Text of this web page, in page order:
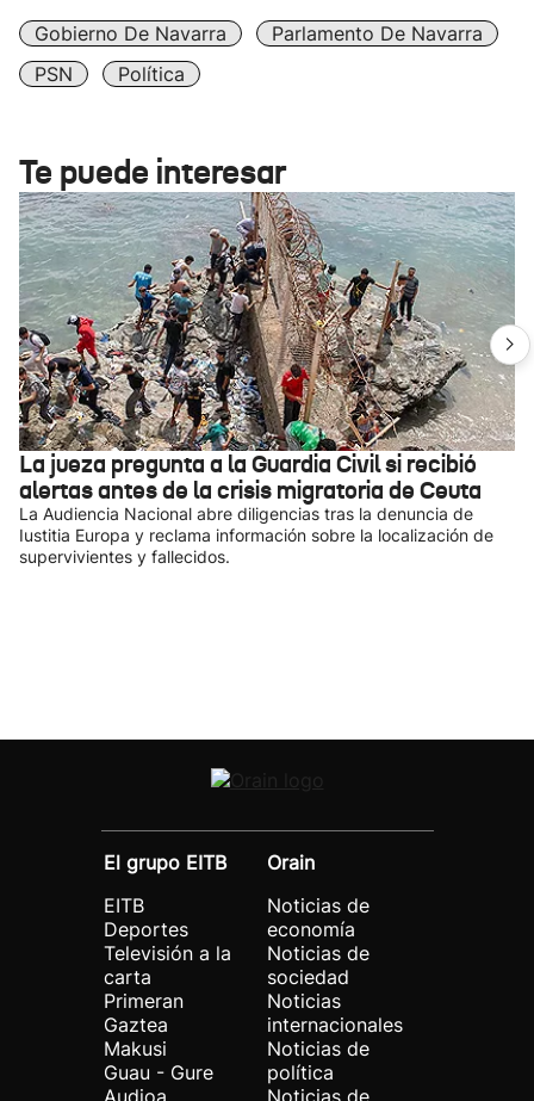
Gobierno De Navarra
Parlamento De Navarra
PSN
Política
Te puede interesar
La jueza pregunta a la Guardia Civil si recibió
alertas antes de la crisis migratoria de Ceuta
La Audiencia Nacional abre diligencias tras la denuncia de
Iustitia Europa y reclama información sobre la localización de
supervivientes y fallecidos.
El grupo EITB
EITB
Deportes
Televisión a la
carta
Primeran
Gaztea
Makusi
Guau - Gure
Audioa
Orain
Noticias de
economía
Noticias de
sociedad
Noticias
internacionales
Noticias de
política
Noticias de